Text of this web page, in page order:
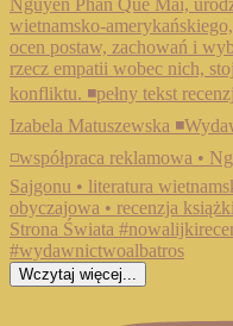
Wczytaj więcej...